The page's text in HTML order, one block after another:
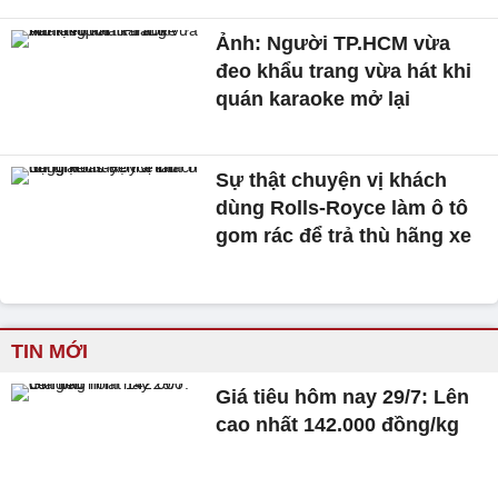
Ảnh: Người TP.HCM vừa
đeo khẩu trang vừa hát khi
quán karaoke mở lại
Sự thật chuyện vị khách
dùng Rolls-Royce làm ô tô
gom rác để trả thù hãng xe
TIN MỚI
Giá tiêu hôm nay 29/7: Lên
cao nhất 142.000 đồng/kg